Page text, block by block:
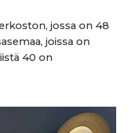
jossa on 48
joissa on
40 on